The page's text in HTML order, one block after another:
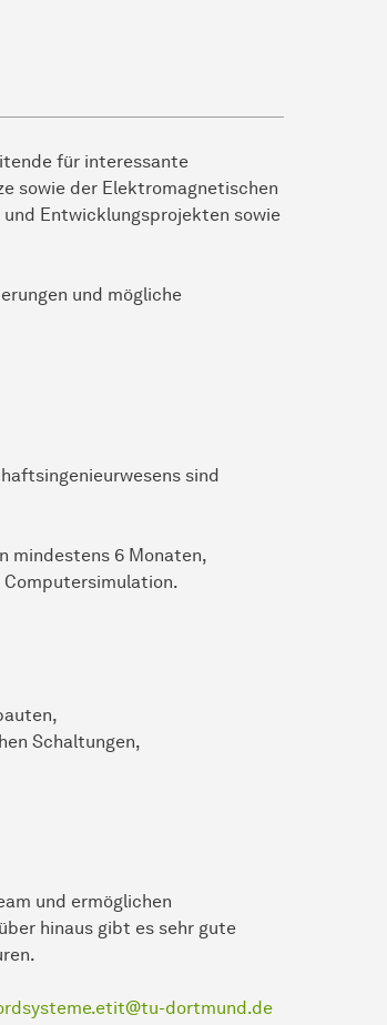
für interessante
sowie der Elektromagnetischen
Entwicklungsprojekten sowie
und mögliche
sind
mindestens 6 Monaten,
Schaltungen,
und ermöglichen
hinaus gibt es sehr gute
dortmund.de